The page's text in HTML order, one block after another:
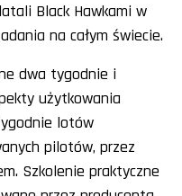
Black Hawkami w
na całym świecie.
dwa tygodnie i
użytkowania
lotów
pilotów, przez
Szkolenie praktyczne